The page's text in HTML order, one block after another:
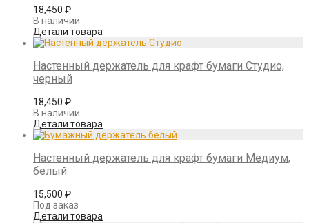
18,450 ₽
В наличии
Детали товара
Настенный держатель для крафт бумаги Студио,
черный
18,450 ₽
В наличии
Детали товара
Настенный держатель для крафт бумаги Медиум,
белый
15,500 ₽
Под заказ
Детали товара